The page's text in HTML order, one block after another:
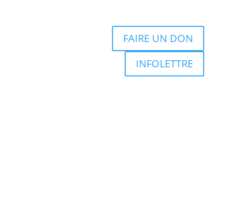
FAIRE UN DON
INFOLETTRE